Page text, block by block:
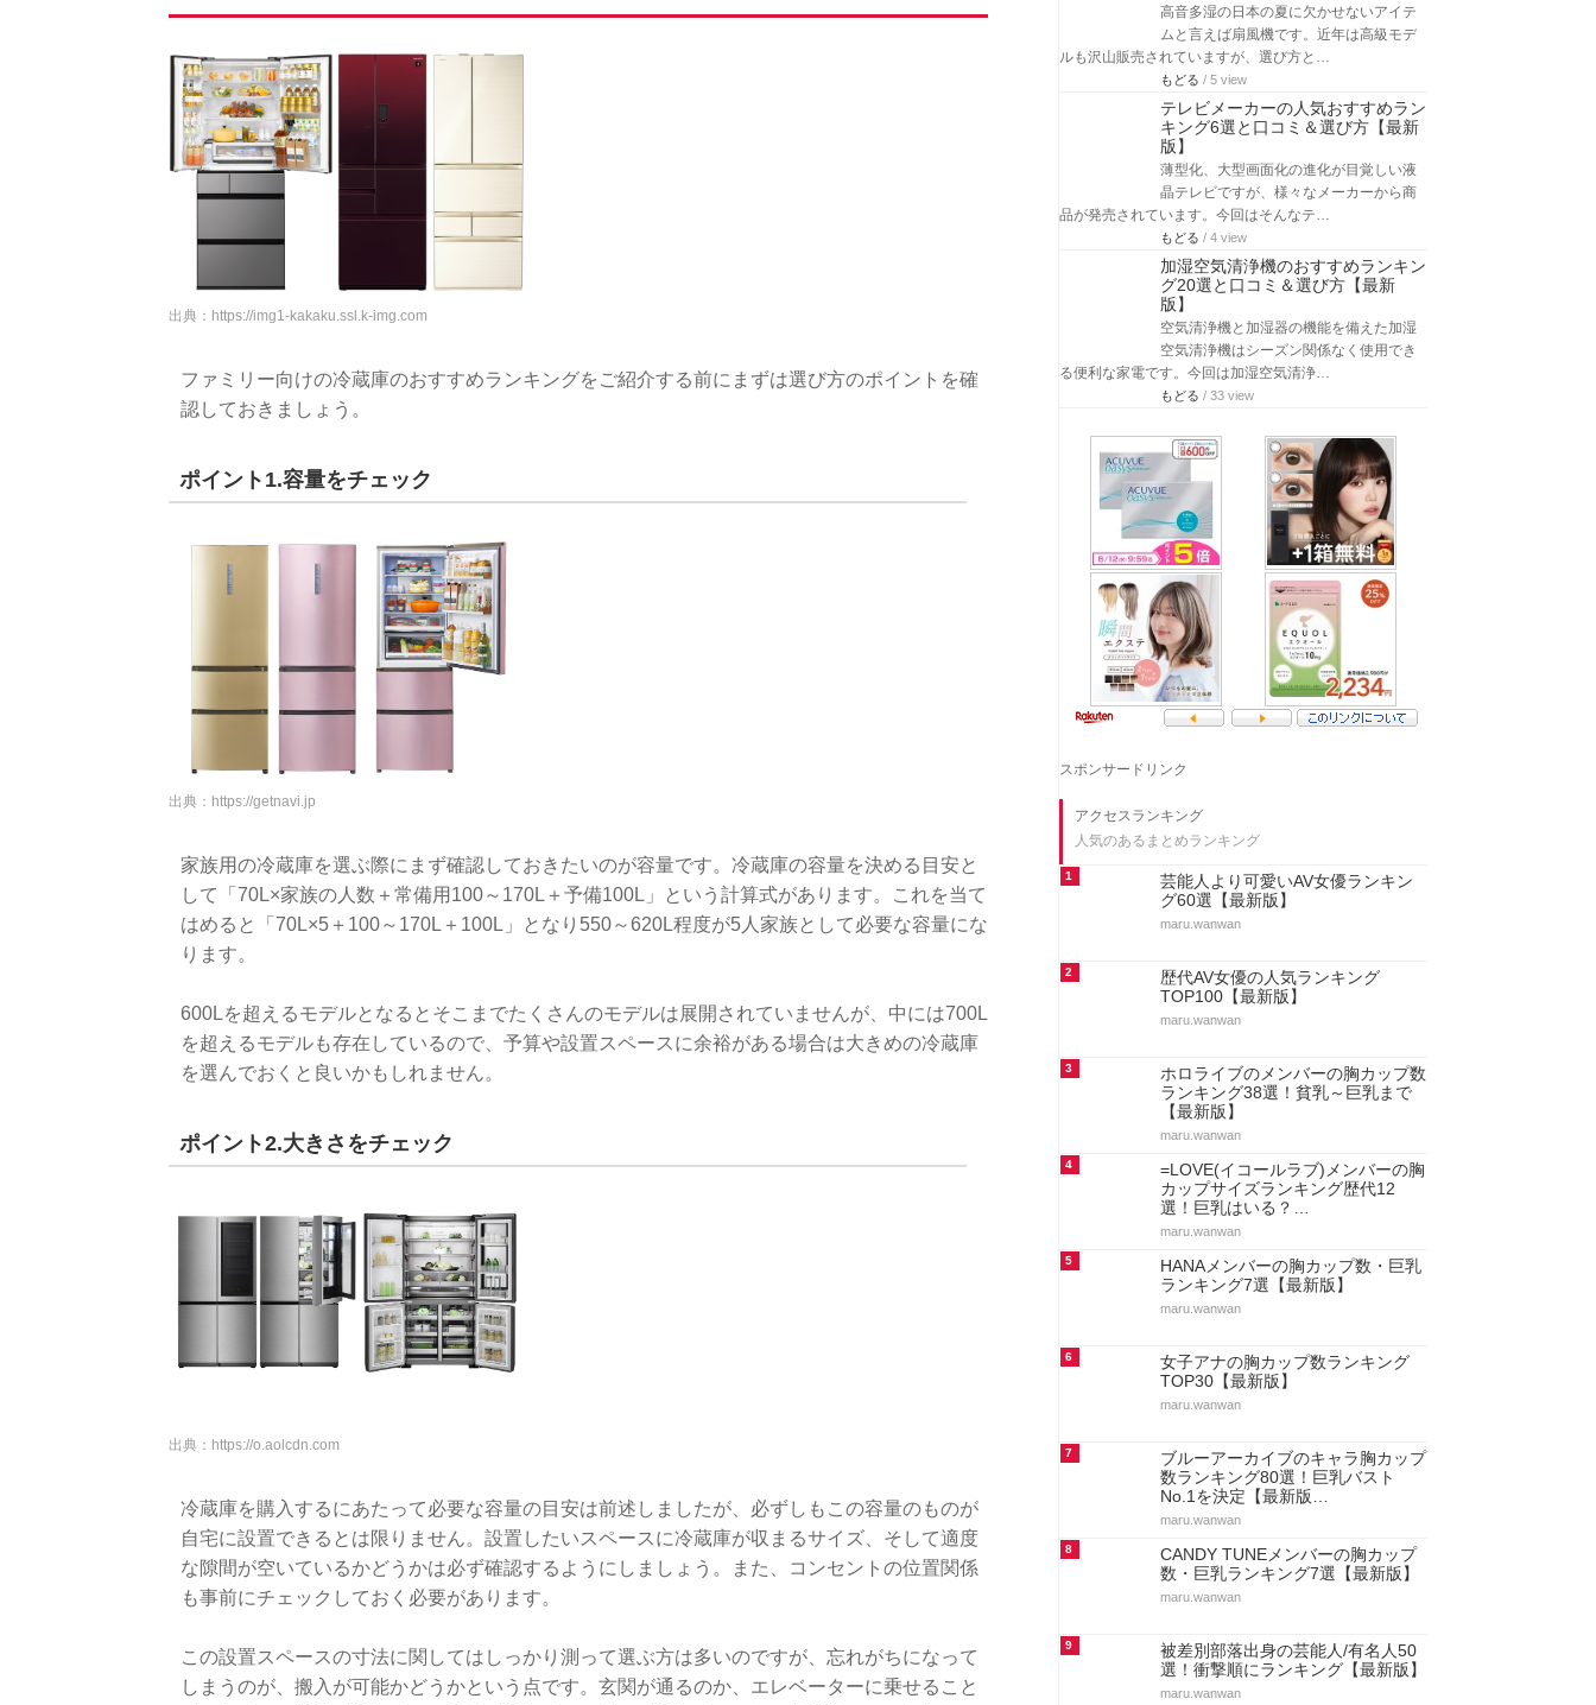
出典： https://img1-kakaku.ssl.k-img.com
ファミリー向けの冷蔵庫のおすすめランキングをご紹介する前にまずは選び方のポイントを確
認しておきましょう。
ポイント1.容量をチェック
出典： https://getnavi.jp
家族用の冷蔵庫を選ぶ際にまず確認しておきたいのが容量です。冷蔵庫の容量を決める目安と
して「70L×家族の人数＋常備用100～170L＋予備100L」という計算式があります。これを当て
はめると「70L×5＋100～170L＋100L」となり550～620L程度が5人家族として必要な容量にな
ります。
600Lを超えるモデルとなるとそこまでたくさんのモデルは展開されていませんが、中には700L
を超えるモデルも存在しているので、予算や設置スペースに余裕がある場合は大きめの冷蔵庫
を選んでおくと良いかもしれません。
ポイント2.大きさをチェック
出典： https://o.aolcdn.com
冷蔵庫を購入するにあたって必要な容量の目安は前述しましたが、必ずしもこの容量のものが
自宅に設置できるとは限りません。設置したいスペースに冷蔵庫が収まるサイズ、そして適度
な隙間が空いているかどうかは必ず確認するようにしましょう。また、コンセントの位置関係
も事前にチェックしておく必要があります。
この設置スペースの寸法に関してはしっかり測って選ぶ方は多いのですが、忘れがちになって
しまうのが、搬入が可能かどうかという点です。玄関が通るのか、エレベーターに乗せること
高音多湿の日本の夏に欠かせないアイテ
ムと言えば扇風機です。近年は高級モデ
ルも沢山販売されていますが、選び方と…
もどる / 5 view
テレビメーカーの人気おすすめラン
キング6選と口コミ＆選び方【最新
版】
薄型化、大型画面化の進化が目覚しい液
晶テレビですが、様々なメーカーから商
品が発売されています。今回はそんなテ…
もどる / 4 view
加湿空気清浄機のおすすめランキン
グ20選と口コミ＆選び方【最新
版】
空気清浄機と加湿器の機能を備えた加湿
空気清浄機はシーズン関係なく使用でき
る便利な家電です。今回は加湿空気清浄…
もどる / 33 view
スポンサードリンク
アクセスランキング
人気のあるまとめランキング
1
芸能人より可愛いAV女優ランキン
グ60選【最新版】
maru.wanwan
2
歴代AV女優の人気ランキング
TOP100【最新版】
maru.wanwan
3
ホロライブのメンバーの胸カップ数
ランキング38選！貧乳～巨乳まで
【最新版】
maru.wanwan
4
=LOVE(イコールラブ)メンバーの胸
カップサイズランキング歴代12
選！巨乳はいる？…
maru.wanwan
5
HANAメンバーの胸カップ数・巨乳
ランキング7選【最新版】
maru.wanwan
6
女子アナの胸カップ数ランキング
TOP30【最新版】
maru.wanwan
7
ブルーアーカイブのキャラ胸カップ
数ランキング80選！巨乳バスト
No.1を決定【最新版…
maru.wanwan
8
CANDY TUNEメンバーの胸カップ
数・巨乳ランキング7選【最新版】
maru.wanwan
9
被差別部落出身の芸能人/有名人50
選！衝撃順にランキング【最新版】
maru.wanwan